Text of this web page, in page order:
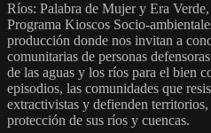
Ríos: Palabra de Mujer y Era
Programa Kioscos Socio-
producción donde nos invitan a
comunitarias de personas
de las aguas y los ríos para el bien
episodios, las comunidades que
extractivistas y defienden
protección de sus ríos y cuencas.